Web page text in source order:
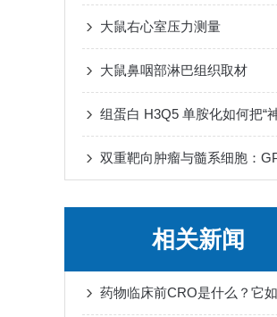
大鼠右心室压力测量
大鼠鼻咽部淋巴组织取材
相关新闻